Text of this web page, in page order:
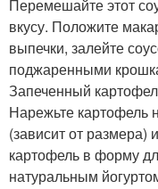
Перемешайте этот
вкусу. Положите
выпечки, залейте
поджаренными
Запеченный
Нарежьте картофель
(зависит от
картофель в форму
натуральным